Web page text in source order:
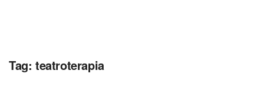
Tag: teatroterapia